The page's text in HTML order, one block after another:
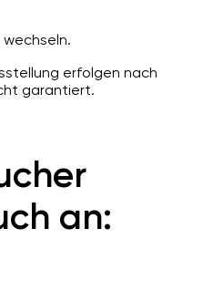
erfolgen nach
garantiert.
an: